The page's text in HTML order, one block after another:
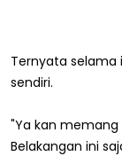
Ternyata selama
sendiri.
"Ya kan memang
Belakangan ini